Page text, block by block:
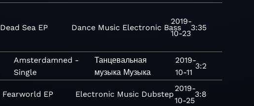
Dead Sea EP Dance Music Electronic Bass
2019-
10-23
3:35
Amsterdamned -
Single
Танцевальная
музыка Музыка
2019-
10-11
3:2
Fearworld EP Electronic Music Dubstep
2019-
10-25
3:8